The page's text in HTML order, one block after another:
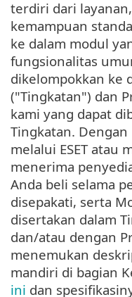
terdiri dari
kemampuan
ke dalam modul
fungsionalitas
dikelompokkan ke
("Tingkatan") dan
kami yang dapat
Tingkatan.
melalui ESET atau
menerima
Anda beli selama
disepakati, serta
disertakan dalam
dan/atau dengan
menemukan
mandiri di bagian
ini dan